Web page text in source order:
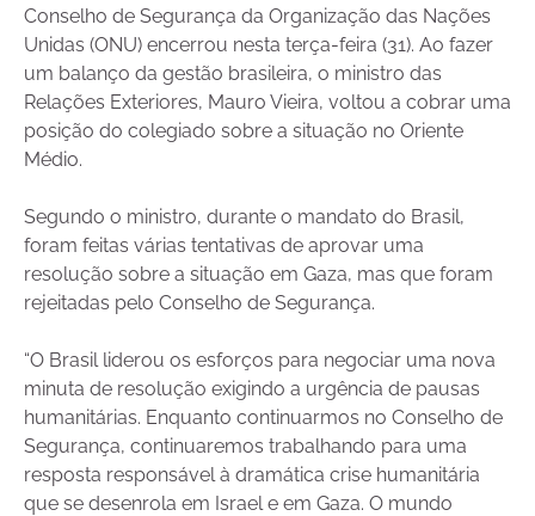
Conselho de Segurança da Organização das Nações
Unidas (ONU) encerrou nesta terça-feira (31). Ao fazer
um balanço da gestão brasileira, o ministro das
Relações Exteriores, Mauro Vieira, voltou a cobrar uma
posição do colegiado sobre a situação no Oriente
Médio.
Segundo o ministro, durante o mandato do Brasil,
foram feitas várias tentativas de aprovar uma
resolução sobre a situação em Gaza, mas que foram
rejeitadas pelo Conselho de Segurança.
“O Brasil liderou os esforços para negociar uma nova
minuta de resolução exigindo a urgência de pausas
humanitárias. Enquanto continuarmos no Conselho de
Segurança, continuaremos trabalhando para uma
resposta responsável à dramática crise humanitária
que se desenrola em Israel e em Gaza. O mundo